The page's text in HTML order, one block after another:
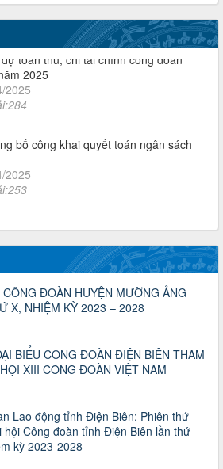
toán thu, chi tài chính công đoàn
2025
bố công khai quyết toán ngân sách
TC, ngày 31/12/2024 của Tổng
quy định tỷ lệ phân phối tự động
số nôi dung về sắp xếp tổ chức bộ
trị tinh gọn, hoạt động hiệu lực, hiệu
2024
với việc tổ chức và hoạt động của
2024
ĐOÀN HUYỆN MƯỜNG ẢNG
X, NHIỆM KỲ 2023 – 2028
BIỂU CÔNG ĐOÀN ĐIỆN BIÊN THAM
XIII CÔNG ĐOÀN VIỆT NAM
Lao động tỉnh Điện Biên: Phiên thứ
hội Công đoàn tỉnh Điện Biên lần thứ
kỳ 2023-2028